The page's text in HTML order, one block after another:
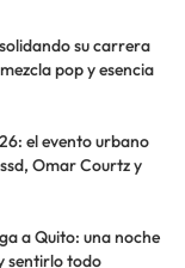
su carrera
pop y esencia
el evento urbano
Omar Courtz y
a Quito: una noche
sentirlo todo